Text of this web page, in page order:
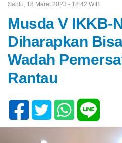
Sabtu, 18 Maret 2023 - 18:42 WIB
Musda V IKKB-
Diharapkan
Wadah
Rantau